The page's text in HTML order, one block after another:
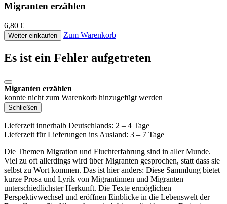
Migranten erzählen
6,80 €
Weiter einkaufen Zum Warenkorb
Es ist ein Fehler aufgetreten
Migranten erzählen
konnte nicht zum Warenkorb hinzugefügt werden
Schließen
Lieferzeit innerhalb Deutschlands: 2 – 4 Tage
Lieferzeit für Lieferungen ins Ausland: 3 – 7 Tage
Die Themen Migration und Fluchterfahrung sind in aller Munde.
Viel zu oft allerdings wird über Migranten gesprochen, statt dass sie
selbst zu Wort kommen. Das ist hier anders: Diese Sammlung bietet
kurze Prosa und Lyrik von Migrantinnen und Migranten
unterschiedlichster Herkunft. Die Texte ermöglichen
Perspektivwechsel und eröffnen Einblicke in die Lebenswelt der